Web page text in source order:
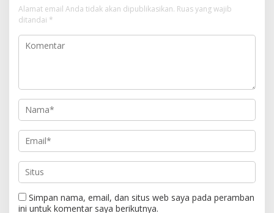
Alamat email Anda tidak akan dipublikasikan. Ruas yang wajib
ditandai *
Simpan nama, email, dan situs web saya pada peramban
ini untuk komentar saya berikutnya.